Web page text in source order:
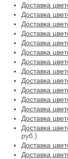
Доставка
Доставка
Доставка
Доставка
Доставка
Доставка
Доставка
Доставка
Доставка
Доставка
Доставка
Доставка
Доставка
Доставка
руб.)
Доставка
Доставка